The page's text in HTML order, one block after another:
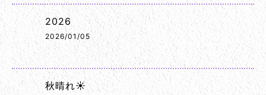
2026
2026/01/05
秋晴れ☀️